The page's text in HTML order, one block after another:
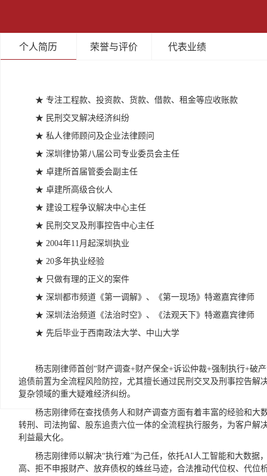
个人简历 荣誉与评价 代表业绩
★ 专注工程款、投资款、货款、借款、租金等应收账款
★ 民刑交叉解决经济纠纷
★ 私人律师顾问及企业法律顾问
★ 深圳律协第八届公司专业委员会主任
★ 卓建所首届管委会副主任
★ 卓建所高级合伙人
★ 建设工程争议解决中心主任
★ 民刑交叉及刑事控告中心主任
★ ️2004年11月起深圳执业
★ 20多年执业经验
★ 只做有理的正义的案件
★ 深圳都市频道《第一调解》、《第一现场》特邀嘉宾律师
★ 深圳法治频道《法治时空》、《法观天下》特邀嘉宾律师
★ 先后毕业于西南政法大学、中山大学
杨志刚律师首创“财产调查+财产保全+诉讼仲裁+强制执行+破
追债前置为全流程风险防控，尤其擅长通过民刑交叉及刑事控告
复杂领域的重大疑难经济纠纷。
杨志刚律师在查找债务人和财产调查方面有着丰富的经验和
转刑、司法拘留、股东追责六位一体的全流程执行服务，为客户
利益最大化。
杨志刚律师以解决“执行难”为己任，依托AI人工智能和大数据
高、拒不申报财产、放弃债权的蛛丝马迹，合法推动代位权、代